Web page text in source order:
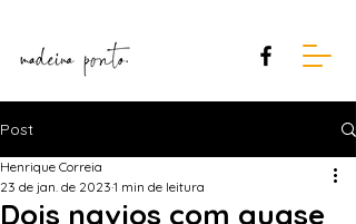
Post
Dois navios com quase
Henrique Correia
23 de jan. de 2023 1 min de leitura